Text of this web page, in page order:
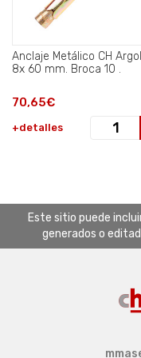
Anclaje Metálico CH
8x 60 mm. Broca 10 .
70,65€
+detalles
Este sitio puede
generados o